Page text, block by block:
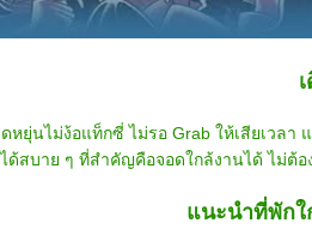
หยุ่นไม่ง้อแท็กซี่ ไม่รอ Grab ให้เสียเวลา
ด้สบาย ๆ ที่สำคัญคือจอดใกล้งานได้ ไม่ต้
แนะนำที่พักใ